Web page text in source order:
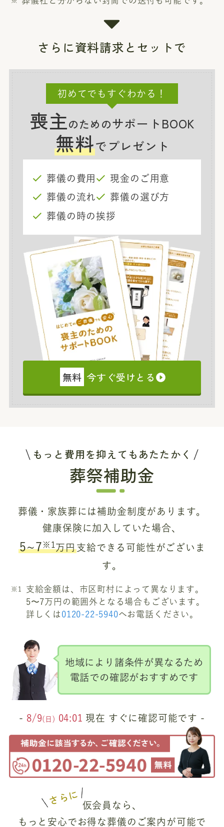
さらに資料請求とセットで
初めてでもすぐわかる！
喪主のためのサポートBOOK
無料でプレゼント
葬儀の費用
現金のご用意
葬儀の流れ
葬儀の選び方
葬儀の時の挨拶
無料 今すぐ受けとる
もっと費用を抑えてもあたたかく
葬祭補助金
葬儀・家族葬には補助金制度があります。
健康保険に加入していた場合、
5~7※1 万円支給できる可能性がございま
す。
支給金額は、市区町村によって異なります。
5〜7万円の範囲外となる場合もございます。
詳しくは 0120-22-5940へお電話ください。
地域により諸条件が異なるため
電話での確認がおすすめです
- 8/9(日) 04:01 現在 すぐに確認可能です -
さらに 仮会員なら、
もっと安心でお得な葬儀のご案内が可能で